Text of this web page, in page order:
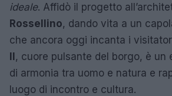
ideale. Affidò il progetto
Rossellino, dando vita a un
che ancora oggi incanta i
II, cuore pulsante del borgo, è un
di armonia tra uomo e natura e
luogo di incontro e cultura.